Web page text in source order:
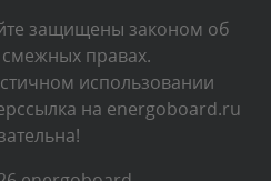
виден после проверки
Вчера, в 11:55
защищены законом об
смежных правах.
использовании
на energoboard.ru